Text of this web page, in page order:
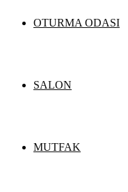
OTURMA ODASI
SALON
MUTFAK